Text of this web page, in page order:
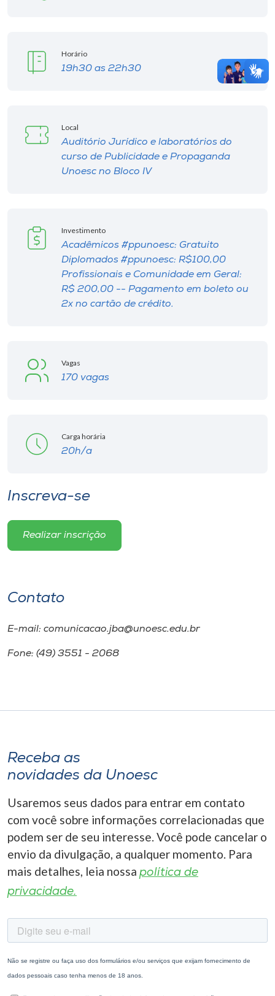
Horário
19h30 as 22h30
Local
Auditório Jurídico e laboratórios do
curso de Publicidade e Propaganda
Unoesc no Bloco IV
Investimento
Acadêmicos #ppunoesc: Gratuito
Diplomados #ppunoesc: R$100,00
Profissionais e Comunidade em Geral:
R$ 200,00 -- Pagamento em boleto ou
2x no cartão de crédito.
Vagas
170 vagas
Carga horária
20h/a
Inscreva-se
Realizar inscrição
Contato
E-mail: comunicacao.jba@unoesc.edu.br
Fone: (49) 3551 - 2068
Receba as
novidades da Unoesc
Usaremos seus dados para entrar em contato
com você sobre informações correlacionadas que
podem ser de seu interesse. Você pode cancelar o
envio da divulgação, a qualquer momento. Para
mais detalhes, leia nossa política de
privacidade.